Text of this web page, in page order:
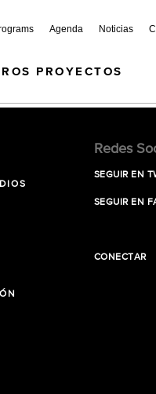
Agenda Noticias
PROYECTOS
Redes
SEGUIR EN
SEGUIR EN
CONECTAR